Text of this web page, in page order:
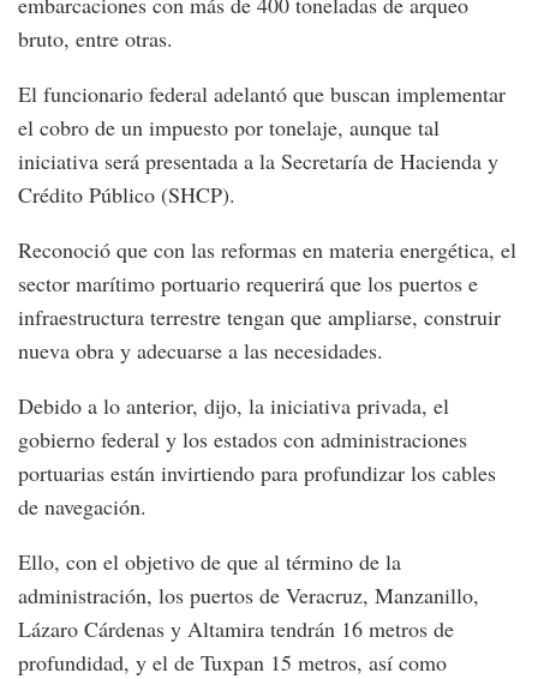
bruto, entre otras.
El funcionario federal adelantó que buscan implementar
el cobro de un impuesto por tonelaje, aunque tal
iniciativa será presentada a la Secretaría de Hacienda y
Crédito Público (SHCP).
Reconoció que con las reformas en materia energética, el
sector marítimo portuario requerirá que los puertos e
infraestructura terrestre tengan que ampliarse, construir
nueva obra y adecuarse a las necesidades.
Debido a lo anterior, dijo, la iniciativa privada, el
gobierno federal y los estados con administraciones
portuarias están invirtiendo para profundizar los cables
de navegación.
Ello, con el objetivo de que al término de la
administración, los puertos de Veracruz, Manzanillo,
Lázaro Cárdenas y Altamira tendrán 16 metros de
profundidad, y el de Tuxpan 15 metros, así como